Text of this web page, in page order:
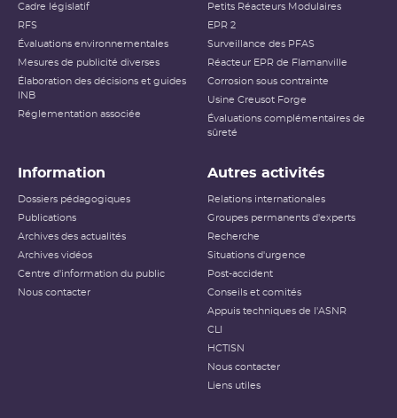
Cadre législatif
RFS
Évaluations environnementales
Mesures de publicité diverses
Élaboration des décisions et guides
INB
Réglementation associée
Petits Réacteurs Modulaires
EPR 2
Surveillance des PFAS
Réacteur EPR de Flamanville
Corrosion sous contrainte
Usine Creusot Forge
Évaluations complémentaires de
sûreté
Information
Dossiers pédagogiques
Publications
Archives des actualités
Archives vidéos
Centre d'information du public
Nous contacter
Autres activités
Relations internationales
Groupes permanents d'experts
Recherche
Situations d'urgence
Post-accident
Conseils et comités
Appuis techniques de l'ASNR
CLI
HCTISN
Nous contacter
Liens utiles